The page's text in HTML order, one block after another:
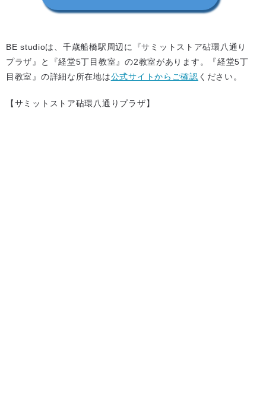
BE studioは、千歳船橋駅周辺に『サミットストア砧環八通り
プラザ』と『経堂5丁目教室』の2教室があります。『経堂5丁
目教室』の詳細な所在地は公式サイトからご確認 ください。
【サミットストア砧環八通りプラザ】